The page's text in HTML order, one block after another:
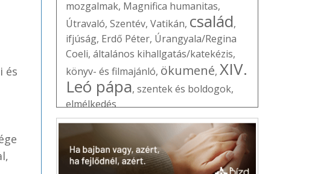
és
mozgalmak, Magnifica humanitas,
Útravaló, Szentév, Vatikán, család,
ifjúság, Erdő Péter, Úrangyala/Regina
Coeli, általános kihallgatás/katekézis,
könyv- és filmajánló, ökumené, XIV.
Leó pápa, szentek és boldogok,
elmélkedés